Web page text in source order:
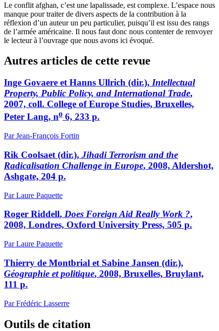
Le conflit afghan, c’est une lapalissade, est complexe. L’espace nous
manque pour traiter de divers aspects de la contribution à la
réflexion d’un auteur un peu particulier, puisqu’il est issu des rangs
de l’armée américaine. Il nous faut donc nous contenter de renvoyer
le lecteur à l’ouvrage que nous avons ici évoqué.
Autres articles de cette revue
Inge Govaere et Hanns Ullrich (dir.), Intellectual
Property, Public Policy, and International Trade,
2007, coll. College of Europe Studies, Bruxelles,
Peter Lang, no 6, 233 p.
Par Jean-François Fortin
Rik Coolsaet (dir.), Jihadi Terrorism and the
Radicalisation Challenge in Europe, 2008, Aldershot,
Ashgate, 204 p.
Par Laure Paquette
Roger Riddell, Does Foreign Aid Really Work ?,
2008, Londres, Oxford University Press, 505 p.
Par Laure Paquette
Thierry de Montbrial et Sabine Jansen (dir.),
Géographie et politique, 2008, Bruxelles, Bruylant,
111 p.
Par Frédéric Lasserre
Outils de citation